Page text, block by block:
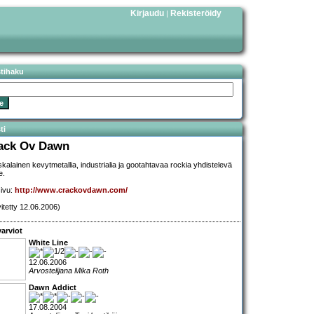
Kirjaudu | Rekisteröidy
Ov Dawn
kevytmetallia, industrialia ja gootahtavaa rockia yhdistelevä
http://www.crackovdawn.com/
12.06.2006)
White Line
12.06.2006
Arvostelijana Mika Roth
Dawn Addict
17.08.2004